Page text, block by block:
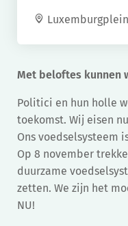
Luxemburgplein
Met beloftes kunnen
Politici en hun holle
toekomst. Wij eisen
Ons voedselsysteem
Op 8 november
duurzame
zetten. We zijn het
NU!